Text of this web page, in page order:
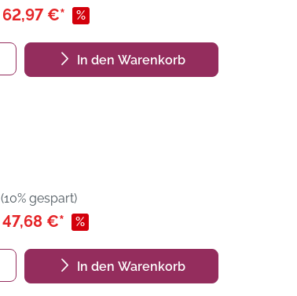
62,97 €* %
In den Warenkorb
(10% gespart)
47,68 €* %
In den Warenkorb